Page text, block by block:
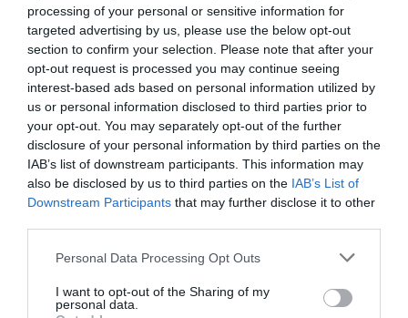
processing of your personal or sensitive information for
targeted advertising by us, please use the below opt-out
section to confirm your selection. Please note that after your
opt-out request is processed you may continue seeing
interest-based ads based on personal information utilized by
us or personal information disclosed to third parties prior to
your opt-out. You may separately opt-out of the further
disclosure of your personal information by third parties on the
IAB’s list of downstream participants. This information may
also be disclosed by us to third parties on the IAB’s List of
Downstream Participants that may further disclose it to other
Please note that this website/app uses one or more Google
not limited to your visit or usage behaviour. You may click to
grant or deny consent to Google and its third-party tags to
Personal Data Processing Opt Outs
I want to opt-out of the Sharing of my
personal data.
23.06.2026 15:01
Στη New York Post οι λαγοκέφαλοι της
Μεσογείου – Προειδοποιήσεις για
επιθέσεις σε λουόμενους